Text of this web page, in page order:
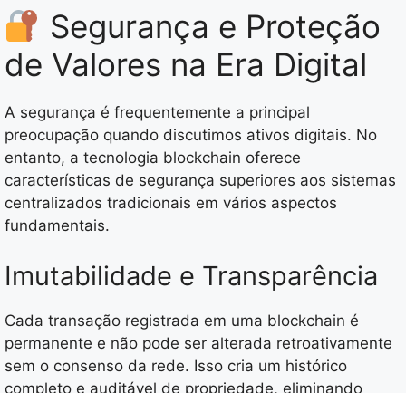
Segurança e Proteção
de Valores na Era Digital
A segurança é frequentemente a principal
preocupação quando discutimos ativos digitais. No
entanto, a tecnologia blockchain oferece
características de segurança superiores aos sistemas
centralizados tradicionais em vários aspectos
fundamentais.
Imutabilidade e Transparência
Cada transação registrada em uma blockchain é
permanente e não pode ser alterada retroativamente
sem o consenso da rede. Isso cria um histórico
completo e auditável de propriedade, eliminando